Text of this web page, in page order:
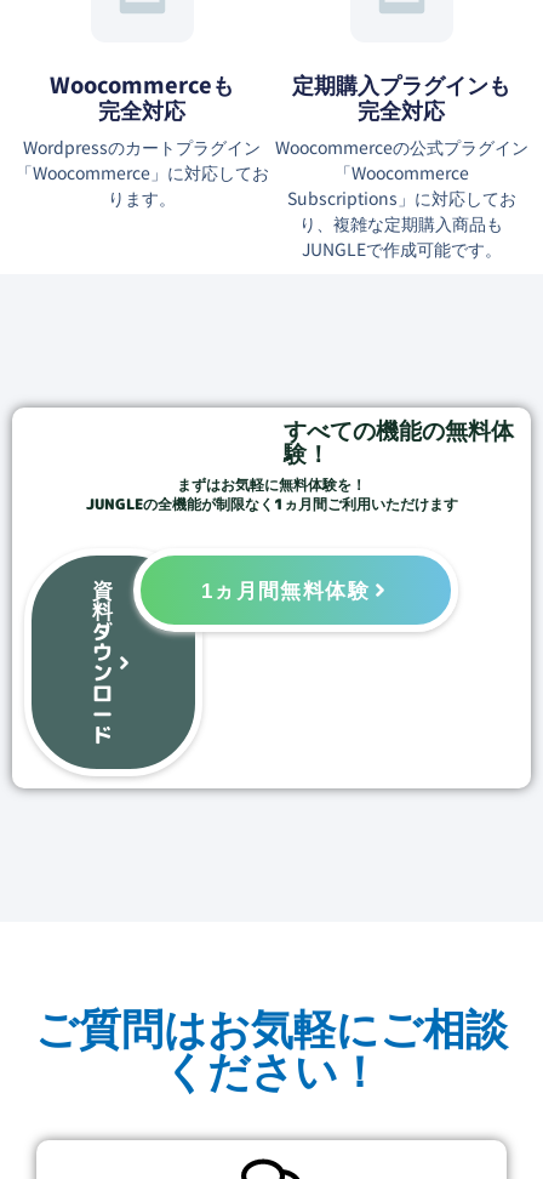
Woocommerceも
完全対応
Wordpressのカートプラグイン
「Woocommerce」に対応してお
ります。
定期購入プラグインも
完全対応
Woocommerceの公式プラグイン
「Woocommerce
Subscriptions」に対応してお
り、複雑な定期購入商品も
JUNGLEで作成可能です。
すべての機能の無料体
験！
まずはお気軽に無料体験を！
JUNGLEの全機能が制限なく1ヵ月間ご利用いただけます
資
料
ダ
ウ
ン
ロ
ー
ド
1ヵ月間無料体験
ご質問はお気軽にご相談
ください！